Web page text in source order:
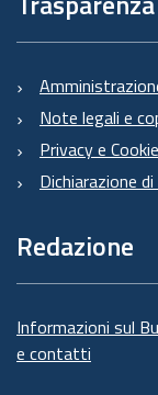
Note legali e
Privacy e Cookie
Dichiarazione
Redazione
Informazioni sul
e contatti